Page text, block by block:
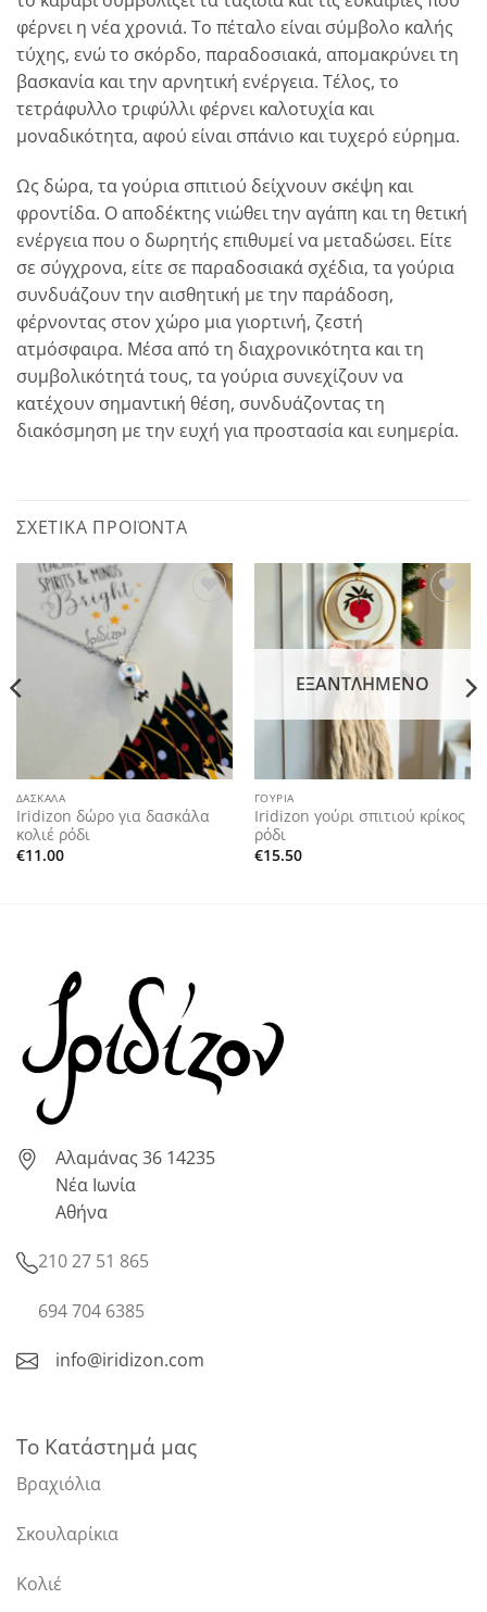
φέρνει η νέα χρονιά. Το πέταλο είναι σύμβολο καλής
τύχης, ενώ το σκόρδο, παραδοσιακά, απομακρύνει τη
βασκανία και την αρνητική ενέργεια. Τέλος, το
τετράφυλλο τριφύλλι φέρνει καλοτυχία και
μοναδικότητα, αφού είναι σπάνιο και τυχερό εύρημα.
Ως δώρα, τα γούρια σπιτιού δείχνουν σκέψη και
φροντίδα. Ο αποδέκτης νιώθει την αγάπη και τη θετική
ενέργεια που ο δωρητής επιθυμεί να μεταδώσει. Είτε
σε σύγχρονα, είτε σε παραδοσιακά σχέδια, τα γούρια
συνδυάζουν την αισθητική με την παράδοση,
φέρνοντας στον χώρο μια γιορτινή, ζεστή
ατμόσφαιρα. Μέσα από τη διαχρονικότητα και τη
συμβολικότητά τους, τα γούρια συνεχίζουν να
κατέχουν σημαντική θέση, συνδυάζοντας τη
διακόσμηση με την ευχή για προστασία και ευημερία.
ΣΧΕΤΙΚΆ ΠΡΟΪΌΝΤΑ
ΔΑΣΚΑΛΑ
Iridizon δώρο για δασκάλα
κολιέ ρόδι
€11.00
wishlist
ΕΞΑΝΤΛΗΜΈΝΟ
ΓΟΎΡΙΑ
Iridizon γούρι σπιτιού κρίκος
ρόδι
€15.50
Αλαμάνας 36 14235
Νέα Ιωνία
Αθήνα
210 27 51 865
694 704 6385
info@iridizon.com
Το Κατάστημά μας
Βραχιόλια
Σκουλαρίκια
Κολιέ